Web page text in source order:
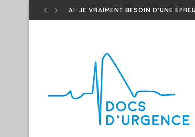
AI-JE VRAIMENT BESOIN D’UNE
CONNAISSEZ-VOUS LES ONDES T DE
TEST DU BARRÉ – CE PATIENT A-T-IL
T.E.D – ONDES T ISCHÉMIQUES !
PATIENT GÉRIATRIQUE AGITÉ –
SEPSIS 101 – EM CASES FRAPPE
FAIRE DIFFÉREMMENT ET INNOVER